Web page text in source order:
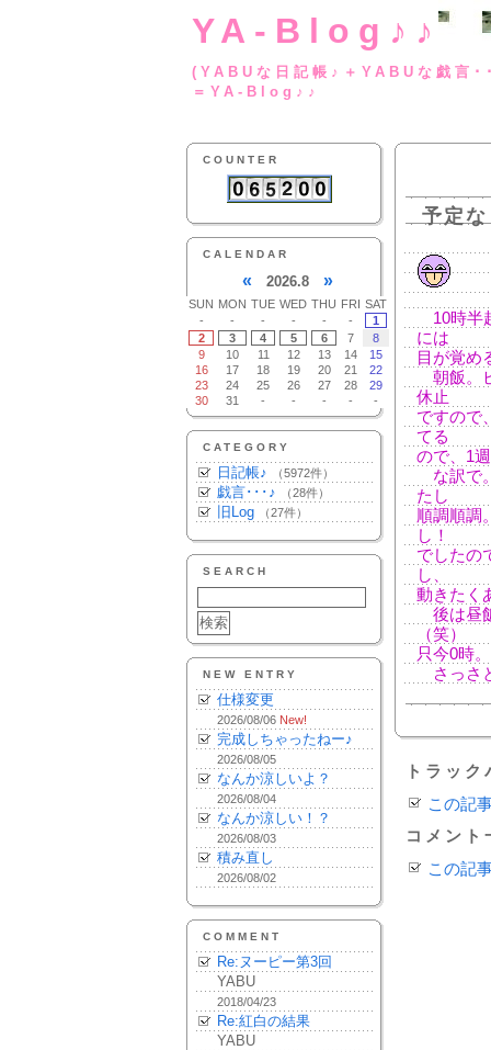
YA-Blog♪♪
(YABUな日記帳♪
＝YA-Blog♪♪
COUNTER
CALENDAR
« 2026.8 »
SUN MON TUE WED THU FRI SAT
-
- - - - -
1
2
3 4 5 6 7
8
9
10 11 12 13 14
15
16
17 18 19 20 21
22
23
24 25 26 27 28
29
30
31 - - - - -
CATEGORY
日記帳♪ （5972件）
戯言･･･♪ （28件）
旧Log （27件）
SEARCH
NEW ENTRY
仕様変更
2026/08/06 New!
完成しちゃったねー♪
2026/08/05
なんか涼しいよ？
2026/08/04
なんか涼しい！？
2026/08/03
積み直し
2026/08/02
COMMENT
Re:ヌーピー第3回
YABU
2018/04/23
Re:紅白の結果
YABU
予定
10時半
には
目が覚め
朝飯。
休止
ですので
てる
ので、1
な訳で
たし
順調順調
し！
でしたの
し、
動きたく
後は昼
（笑）
只今0時
さっさ
トラッ
この記
コメント
この記